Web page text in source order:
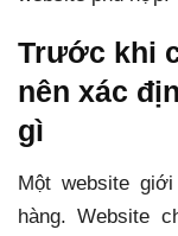
Trước khi
nên xác
gì
Một website
hàng. Website